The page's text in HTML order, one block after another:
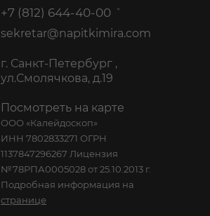
+7 (812) 644-40-00
sekretar@napitkimira.com
г. Санкт-Петербург ,
ул.Смолячкова, д.19
Посмотреть на карте
ООО «Калейдоскоп»
ИНН 7802833271 ОГРН
1137847296267 Лицензия
№78РПА0005028 от 25.10.2013 г.
Подробная информация на
странице